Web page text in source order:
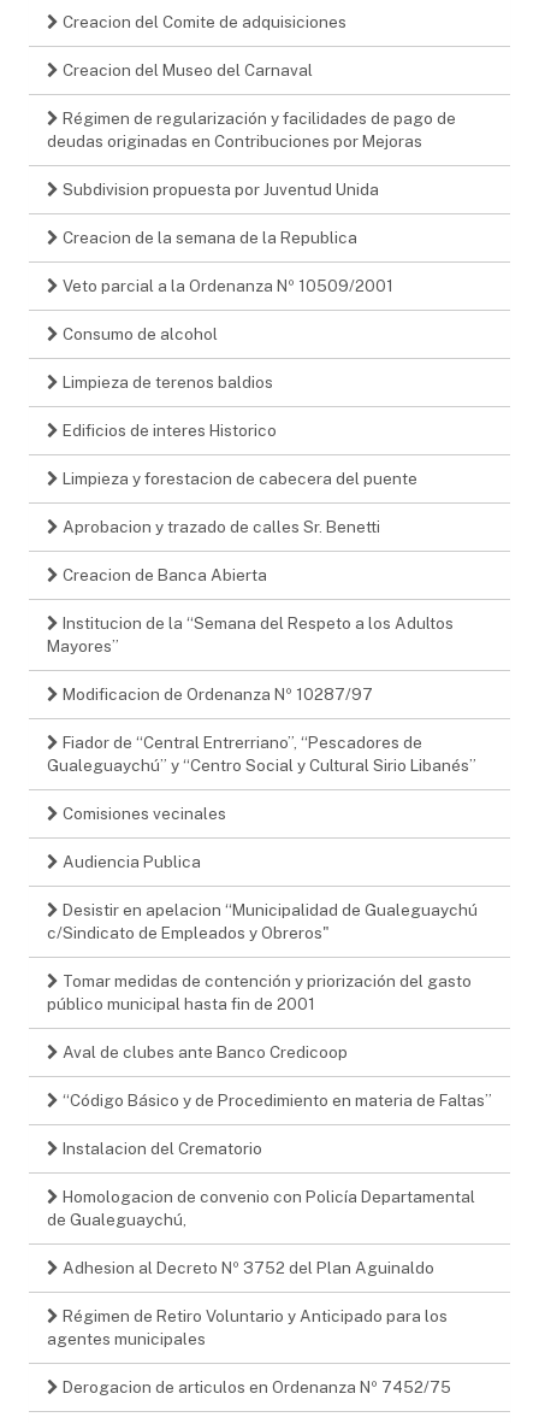
Creacion del Comite de adquisiciones
Creacion del Museo del Carnaval
Régimen de regularización y facilidades de pago de
deudas originadas en Contribuciones por Mejoras
Subdivision propuesta por Juventud Unida
Creacion de la semana de la Republica
Veto parcial a la Ordenanza Nº 10509/2001
Consumo de alcohol
Limpieza de terenos baldios
Edificios de interes Historico
Limpieza y forestacion de cabecera del puente
Aprobacion y trazado de calles Sr. Benetti
Creacion de Banca Abierta
Institucion de la “Semana del Respeto a los Adultos
Mayores”
Modificacion de Ordenanza Nº 10287/97
Fiador de “Central Entrerriano”, “Pescadores de
Gualeguaychú” y “Centro Social y Cultural Sirio Libanés”
Comisiones vecinales
Audiencia Publica
Desistir en apelacion “Municipalidad de Gualeguaychú
c/Sindicato de Empleados y Obreros"
Tomar medidas de contención y priorización del gasto
público municipal hasta fin de 2001
Aval de clubes ante Banco Credicoop
“Código Básico y de Procedimiento en materia de Faltas”
Instalacion del Crematorio
Homologacion de convenio con Policía Departamental
de Gualeguaychú,
Adhesion al Decreto Nº 3752 del Plan Aguinaldo
Régimen de Retiro Voluntario y Anticipado para los
agentes municipales
Derogacion de articulos en Ordenanza Nº 7452/75